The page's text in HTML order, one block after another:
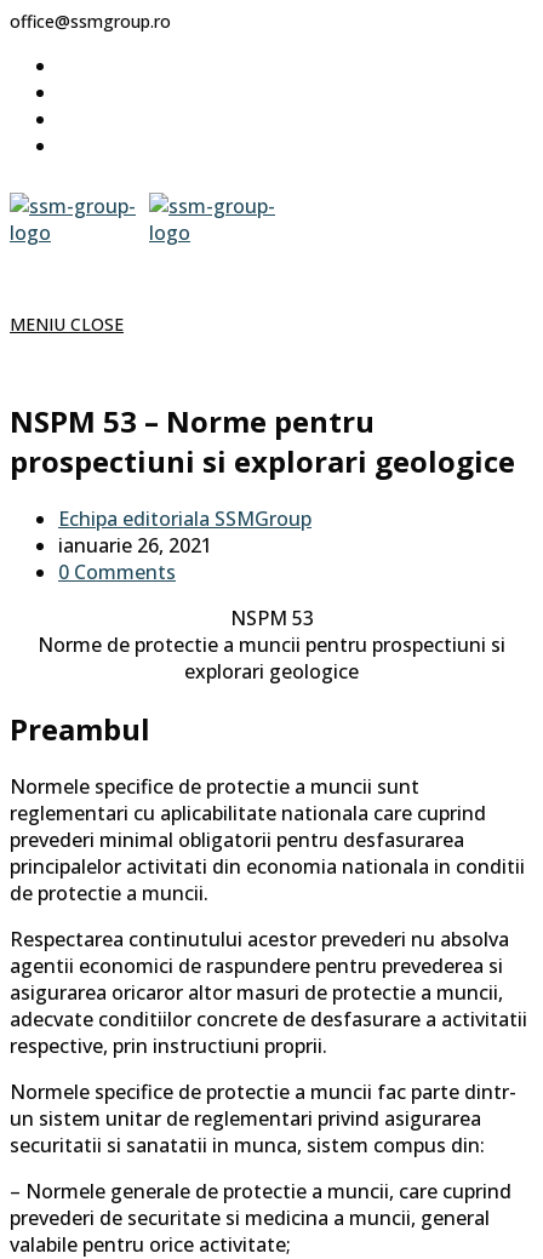
Skip
content
office@ssmgroup.ro
MENIU CLOSE
NSPM 53 – Norme pentru
prospectiuni si explorari geologice
Post
author:
Echipa editoriala SSMGroup
Post
published:
ianuarie 26, 2021
Post
0 Comments
NSPM 53
Norme de protectie a muncii pentru prospectiuni si
explorari geologice
Preambul
Normele specifice de protectie a muncii sunt
reglementari cu aplicabilitate nationala care cuprind
prevederi minimal obligatorii pentru desfasurarea
principalelor activitati din economia nationala in conditii
de protectie a muncii.
Respectarea continutului acestor prevederi nu absolva
agentii economici de raspundere pentru prevederea si
asigurarea oricaror altor masuri de protectie a muncii,
adecvate conditiilor concrete de desfasurare a activitatii
respective, prin instructiuni proprii.
Normele specifice de protectie a muncii fac parte dintr-
un sistem unitar de reglementari privind asigurarea
securitatii si sanatatii in munca, sistem compus din:
– Normele generale de protectie a muncii, care cuprind
prevederi de securitate si medicina a muncii, general
valabile pentru orice activitate;